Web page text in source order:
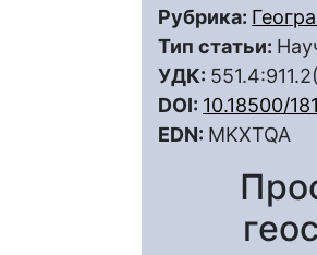
Рубрика:
Тип статьи:
УДК:
DOI: 10.18500/
EDN: MKXTQA